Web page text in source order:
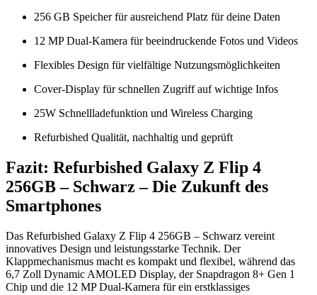
256 GB Speicher für ausreichend Platz für deine Daten
12 MP Dual-Kamera für beeindruckende Fotos und Videos
Flexibles Design für vielfältige Nutzungsmöglichkeiten
Cover-Display für schnellen Zugriff auf wichtige Infos
25W Schnellladefunktion und Wireless Charging
Refurbished Qualität, nachhaltig und geprüft
Fazit: Refurbished Galaxy Z Flip 4
256GB – Schwarz – Die Zukunft des
Smartphones
Das Refurbished Galaxy Z Flip 4 256GB – Schwarz vereint
innovatives Design und leistungsstarke Technik. Der
Klappmechanismus macht es kompakt und flexibel, während das
6,7 Zoll Dynamic AMOLED Display, der Snapdragon 8+ Gen 1
Chip und die 12 MP Dual-Kamera für ein erstklassiges